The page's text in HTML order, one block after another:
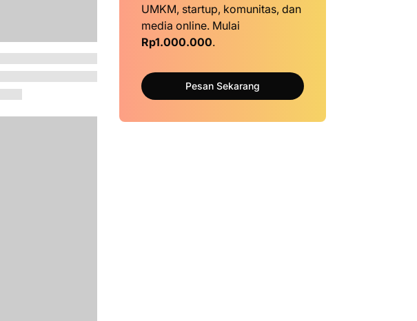
UMKM, startup, komunitas, dan
media online. Mulai
Rp1.000.000.
Pesan Sekarang